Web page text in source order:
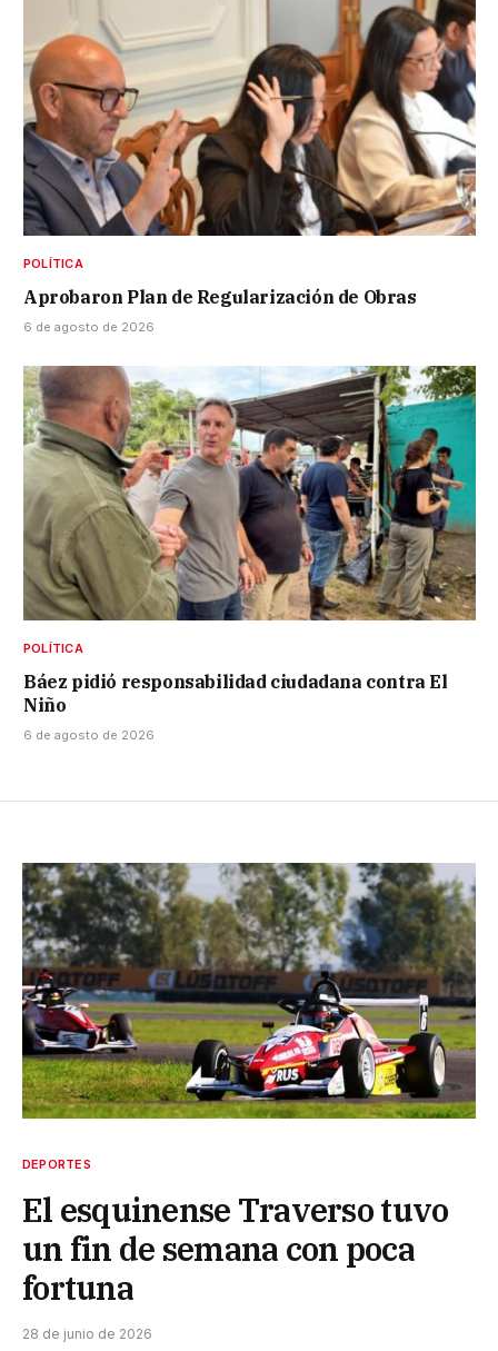
POLÍTICA
Aprobaron Plan de Regularización de Obras
6 de agosto de 2026
POLÍTICA
Báez pidió responsabilidad ciudadana contra El
Niño
6 de agosto de 2026
DEPORTES
El esquinense Traverso tuvo
un fin de semana con poca
fortuna
28 de junio de 2026